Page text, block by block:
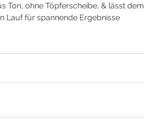
Ton, ohne Töpferscheibe, & lässt dem
Lauf für spannende Ergebnisse